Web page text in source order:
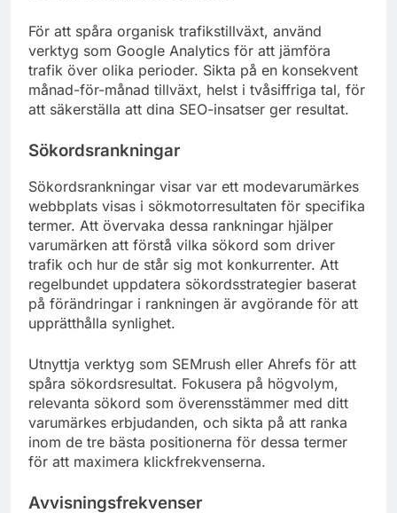
För att spåra organisk trafikstillväxt, använd
verktyg som Google Analytics för att jämföra
trafik över olika perioder. Sikta på en konsekvent
månad-för-månad tillväxt, helst i tvåsiffriga tal, för
att säkerställa att dina SEO-insatser ger resultat.
Sökordsrankningar
Sökordsrankningar visar var ett modevarumärkes
webbplats visas i sökmotorresultaten för specifika
termer. Att övervaka dessa rankningar hjälper
varumärken att förstå vilka sökord som driver
trafik och hur de står sig mot konkurrenter. Att
regelbundet uppdatera sökordsstrategier baserat
på förändringar i rankningen är avgörande för att
upprätthålla synlighet.
Utnyttja verktyg som SEMrush eller Ahrefs för att
spåra sökordsresultat. Fokusera på högvolym,
relevanta sökord som överensstämmer med ditt
varumärkes erbjudanden, och sikta på att ranka
inom de tre bästa positionerna för dessa termer
för att maximera klickfrekvenserna.
Avvisningsfrekvenser